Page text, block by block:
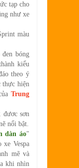
tạp cho
như xe
màu
bóng
kiểu
theo ý
thực hiện
Trung
đươc sơn
nổi bật.
dàn áo"
xe Vespa
mẽ và
khi nhìn